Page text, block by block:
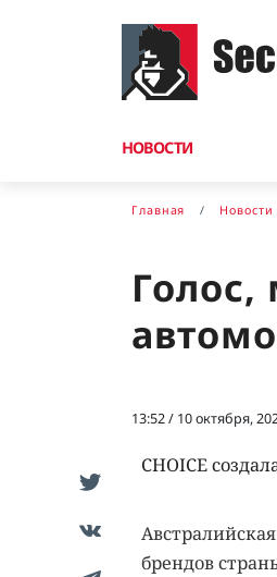
НОВОСТИ
Главная Новости
13:52 / 10 октября,
CHOICE
брендов